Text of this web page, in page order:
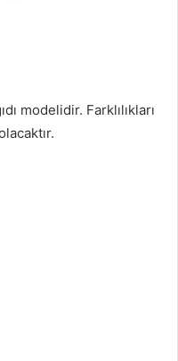
modelidir. Farklılıkları